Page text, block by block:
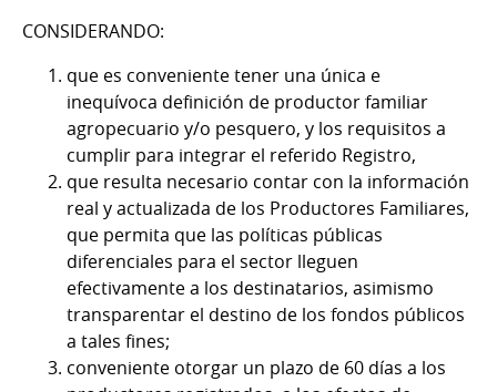
CONSIDERANDO:
que es conveniente tener una única e
inequívoca definición de productor familiar
agropecuario y/o pesquero, y los requisitos a
cumplir para integrar el referido Registro,
que resulta necesario contar con la información
real y actualizada de los Productores Familiares,
que permita que las políticas públicas
diferenciales para el sector lleguen
efectivamente a los destinatarios, asimismo
transparentar el destino de los fondos públicos
a tales fines;
conveniente otorgar un plazo de 60 días a los